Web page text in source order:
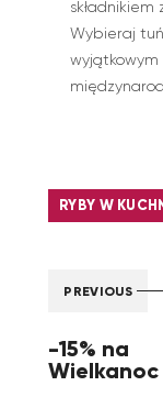
Wybieraj
wyjątkowym
RYBY W
PREVIOUS
-15% na
Wielkanoc